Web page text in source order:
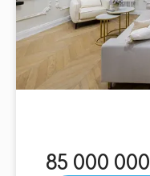
85 000 000